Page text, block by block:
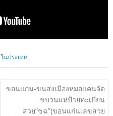
ในประเทศ
ขอนแก่น-ขนส่งเมืองหมอแคนจัด
ขบวนแห่ป้ายทะเบียน
สวย“ขฉ”(ขอนแก่นเลขสวย